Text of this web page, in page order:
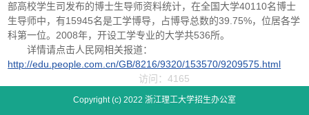
部高校学生司发布的博士生导师资料统计，在全国大学40110名博士
生导师中，有15945名是工学博导，占博导总数的39.75%，位居各学
科第一位。2008年，开设工学专业的大学共536所。
详情请点击人民网相关报道：
http://edu.people.com.cn/GB/8216/9320/153570/9209575.html
访问：4165
Copyright (c) 2022 浙江理工大学招生办公室